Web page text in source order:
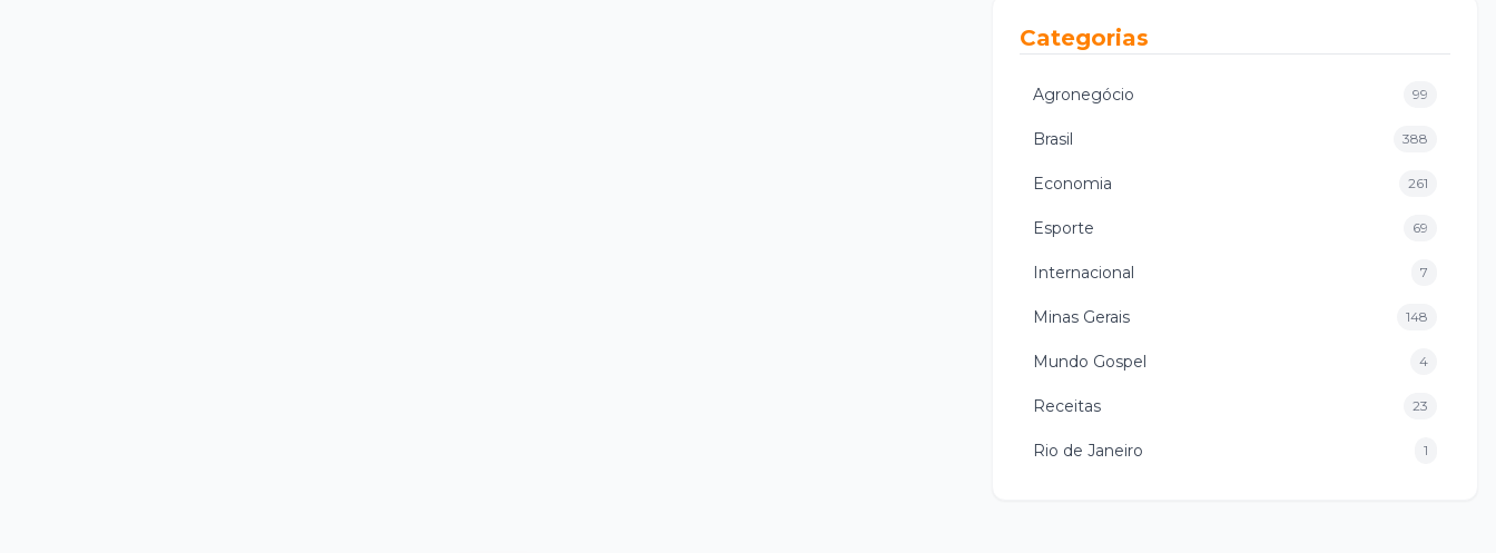
Categorias
Agronegócio 99
Brasil 388
Economia 261
Esporte 69
Internacional 7
Minas Gerais 148
Mundo Gospel 4
Receitas 23
Rio de Janeiro 1